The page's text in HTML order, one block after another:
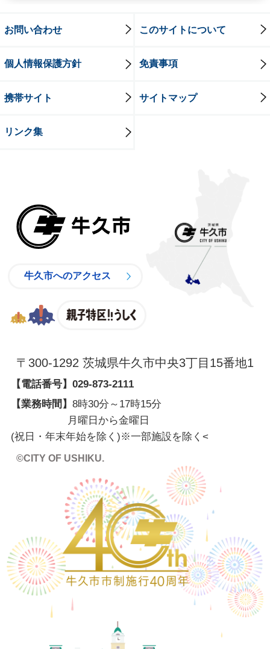
お問い合わせ このサイトについて
個人情報保護方針 免責事項
携帯サイト サイトマップ
リンク集
牛久市へのアクセス
〒300-1292 茨城県牛久市中央3丁目15番地1
【電話番号】 029-873-2111
【業務時間】 8時30分～17時15分
月曜日から金曜日
(祝日・年末年始を除く)※一部施設を除く <
©CITY OF USHIKU.